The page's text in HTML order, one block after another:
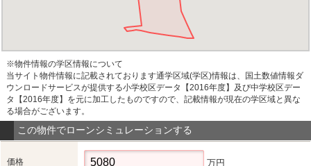
※物件情報の学区情報について
当サイト物件情報に記載されております通学区域(学区)情報は、国土数値情報ダ
ウンロードサービスが提供する小学校区データ【2016年度】及び中学校区デー
タ【2016年度】を元に加工したものですので、記載情報が現在の学区域と異な
る場合がございます。
この物件でローンシミュレーションする
価格 万円